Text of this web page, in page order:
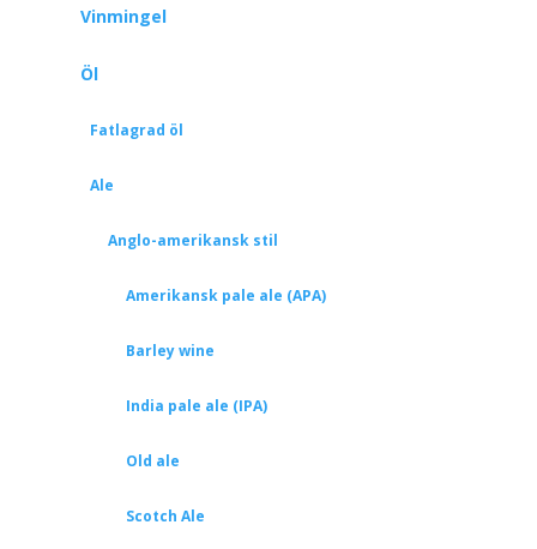
Vinmingel
Öl
Fatlagrad öl
Ale
Anglo-amerikansk stil
Amerikansk pale ale (APA)
Barley wine
India pale ale (IPA)
Old ale
Scotch Ale